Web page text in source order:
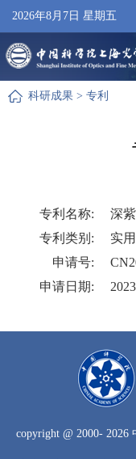
2026年8月7日 星期五
科研成果 > 专利
专利名称:
深
专利类别:
实
申请号:
申请日期:
copyright @ 2000- 2026